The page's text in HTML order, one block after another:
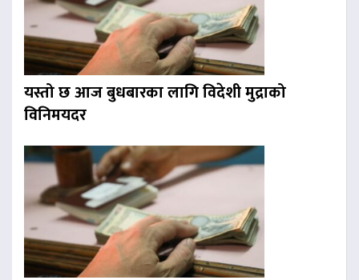
यस्तो छ आज बुधबारका लागि विदेशी मुद्राको
विनिमयदर